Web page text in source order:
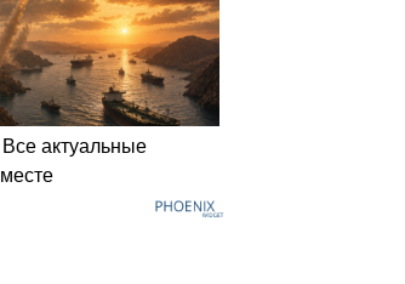
актуальные